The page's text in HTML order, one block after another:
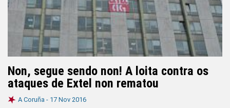
Non, segue sendo non! A loita contra os
ataques de Extel non rematou
A Coruña - 17 Nov 2016